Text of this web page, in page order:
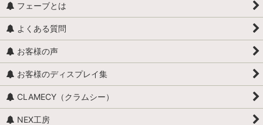
フェーブとは
よくある質問
お客様の声
お客様のディスプレイ集
CLAMECY（クラムシー）
NEX工房